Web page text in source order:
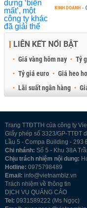
KINH DOANH -
LIÊN KẾT NỔI BẬT
Giá vàng hôm nay Tỷ
Tỷ giá euro
Giá heo
Lãi suất ngân hàng
Trang TTĐTTH của công ty
Giấy phép số 3323/GP-TTĐT
Lầu 5 - Compa Building - 293
Chi nhánh: Số 5 - Khu 38A
Chịu trách nhiệm nội dung:
Hotline: 0975798489
Email: info@vietnambiz.vn
Trách nhiệm về thông tin
DỊCH VỤ QUẢNG CÁO
Tel: 0931589222 (Ms Ngọc)